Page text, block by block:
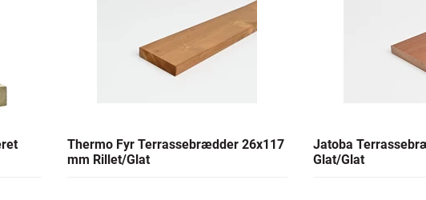
Thermo Fyr Terrassebrædder 26x117
mm Rillet/Glat
Jatoba
Glat/Glat